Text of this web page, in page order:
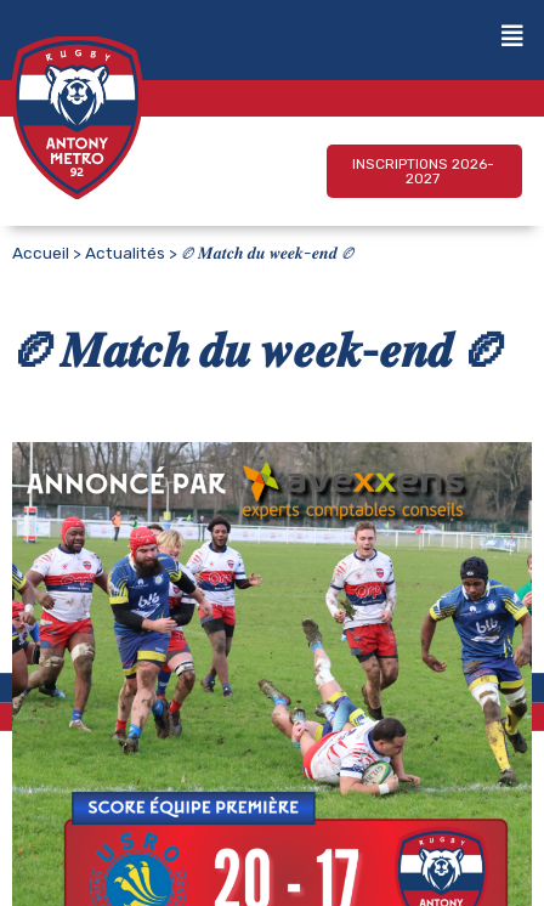
INSCRIPTIONS 2026-
2027
Accueil >Actualités > 🏉𝑴𝒂𝒕𝒄𝒉 𝒅𝒖 𝒘𝒆𝒆𝒌-𝒆𝒏𝒅 🏉
🏉𝑴𝒂𝒕𝒄𝒉 𝒅𝒖 𝒘𝒆𝒆𝒌-𝒆𝒏𝒅 🏉